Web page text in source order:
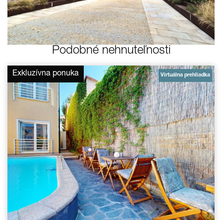
Podobné nehnuteľnosti
Exkluzívna ponuka Virtuálna prehliadka